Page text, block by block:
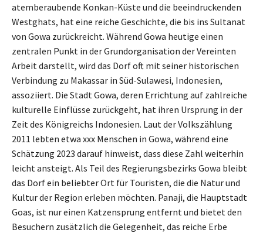
atemberaubende Konkan-Küste und die beeindruckenden
Westghats, hat eine reiche Geschichte, die bis ins Sultanat
von Gowa zurückreicht. Während Gowa heutige einen
zentralen Punkt in der Grundorganisation der Vereinten
Arbeit darstellt, wird das Dorf oft mit seiner historischen
Verbindung zu Makassar in Süd-Sulawesi, Indonesien,
assoziiert. Die Stadt Gowa, deren Errichtung auf zahlreiche
kulturelle Einflüsse zurückgeht, hat ihren Ursprung in der
Zeit des Königreichs Indonesien. Laut der Volkszählung
2011 lebten etwa xxx Menschen in Gowa, während eine
Schätzung 2023 darauf hinweist, dass diese Zahl weiterhin
leicht ansteigt. Als Teil des Regierungsbezirks Gowa bleibt
das Dorf ein beliebter Ort für Touristen, die die Natur und
Kultur der Region erleben möchten. Panaji, die Hauptstadt
Goas, ist nur einen Katzensprung entfernt und bietet den
Besuchern zusätzlich die Gelegenheit, das reiche Erbe